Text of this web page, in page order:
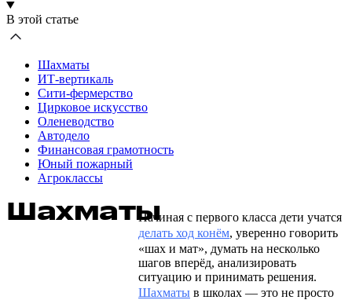
В этой статье
Шахматы
ИТ-вертикаль
Сити-фермерство
Цирковое искусство
Оленеводство
Автодело
Финансовая грамотность
Юный пожарный
Агроклассы
ШахматыНачиная с первого класса дети учатся
делать ход конём, уверенно говорить
«шах и мат», думать на несколько
шагов вперёд, анализировать
ситуацию и принимать решения.
Шахматы в школах — это не просто